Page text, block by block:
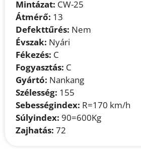
Mintázat: CW-25
Átmérő: 13
Defekttűrés: Nem
Évszak: Nyári
Fékezés: C
Fogyasztás: C
Gyártó: Nankang
Szélesség: 155
Sebességindex: R=170 km/h
Súlyindex: 90=600Kg
Zajhatás: 72